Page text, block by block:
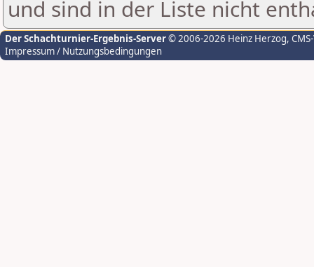
und sind in der Liste nicht
Der Schachturnier-Ergebnis-Server© 2006-2026 Heinz Herzog,
Impressum / Nutzungsbedingungen